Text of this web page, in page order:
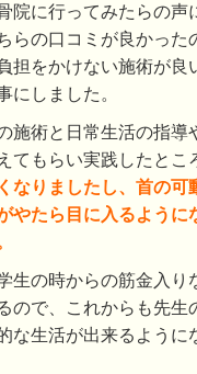
院に行ってみたらの声
らの口コミが良かった
担をかけない施術が良
にしました。
施術と日常生活の指導
てもらい実践したとこ
なりましたし、首の可
やたら目に入るように
生の時からの筋金入り
ので、これからも先生
な生活が出来るように